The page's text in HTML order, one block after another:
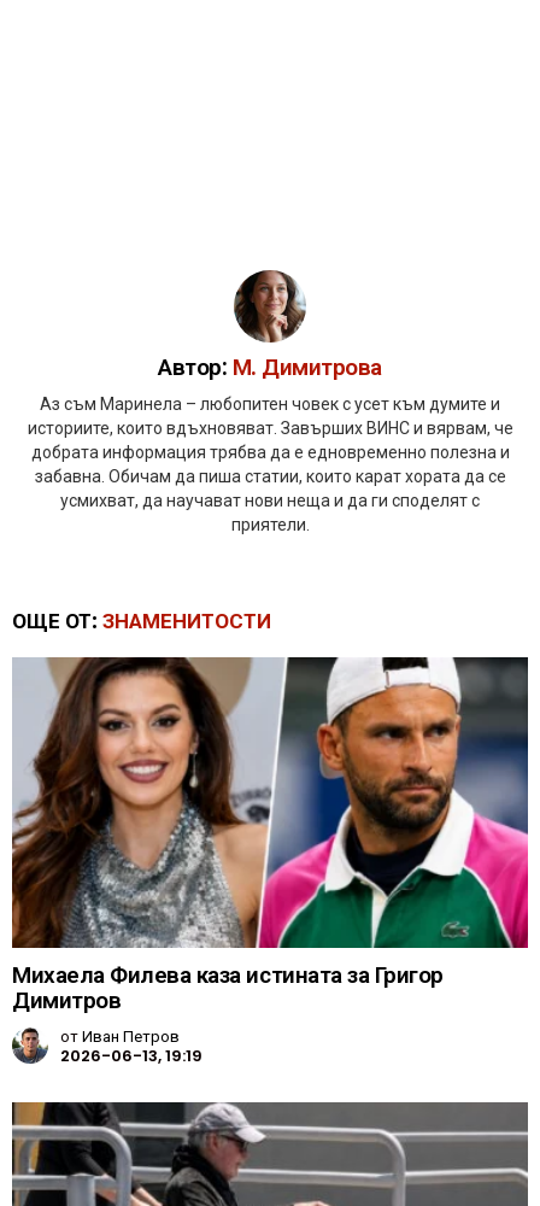
Автор: М. Димитрова
Аз съм Маринела – любопитен човек с усет към думите и
историите, които вдъхновяват. Завърших ВИНС и вярвам, че
добрата информация трябва да е едновременно полезна и
забавна. Обичам да пиша статии, които карат хората да се
усмихват, да научават нови неща и да ги споделят с
приятели.
ОЩЕ ОТ: ЗНАМЕНИТОСТИ
Михаела Филева каза истината за Григор
Димитров
отИван Петров
2026-06-13, 19:19